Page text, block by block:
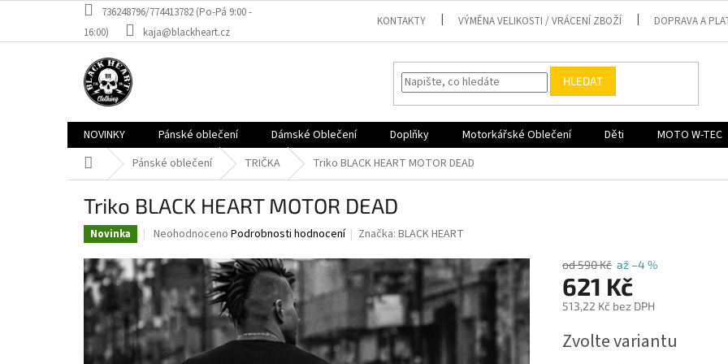
obsah
736248796/774413782 (Po-Pá 9:00 -
16:00)
kaja@blackheart.cz
KONTAKTY VÝMĚNA VELIKOSTI / VRÁCENÍ ZBOŽÍ DOPRAVA A
HLEDAT
NOVINKY Pánské oblečení Dámské Oblečení Doplňky Motorkářské Oblečení Děti MOTO W-TEC
Domů Pánské oblečení TRIČKA Triko BLACK HEART MOTOR DEAD
Triko BLACK HEART MOTOR DEAD
Novinka
Průměrné
produktu
je
0,0
5
hvězdiček.
Neohodnoceno Podrobnosti hodnocení Značka:BLACK HEART
od 590 Kč až –4 %
621 Kč
513,22 Kč bez DPH
cena:
Zvolte variantu